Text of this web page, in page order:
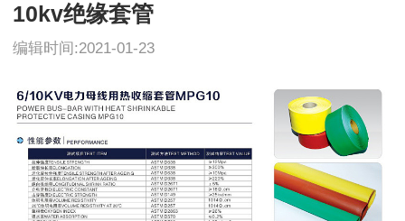
10kv绝缘套管
编辑时间:2021-01-23